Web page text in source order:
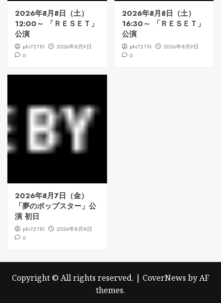
2026年8月8日（土）
12:00～ 「ＲＥＳＥＴ」
公演
phi72110
2026年8月9日
0
2026年8月8日（土）
16:30～ 「ＲＥＳＥＴ」
公演
phi72110
2026年8月9日
0
2026年8月7日（金）
「夢のポップスター」公
演 初日
phi72110
2026年8月8日
0
Copyright © All rights reserved. | CoverNews by AF
themes.